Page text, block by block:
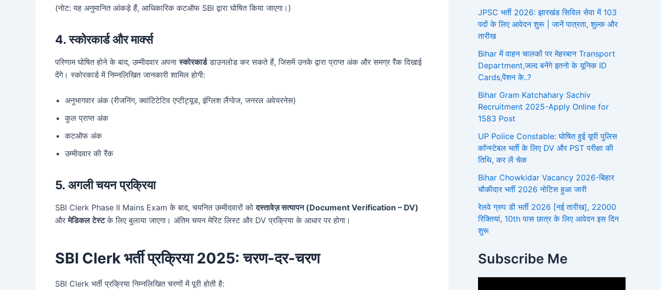
(नोट: यह अनुमानित आंकड़े हैं, आधिकारिक कटऑफ SBI द्वारा घोषित किया जाएगा।)
4. स्कोरकार्ड और मार्क्स
परिणाम घोषित होने के बाद, उम्मीदवार अपनास्कोरकार्डडाउनलोड कर सकते हैं, जिसमें उनके द्वारा प्राप्त अंक और समग्र रैंक दिखाई
देंगे। स्कोरकार्ड में निम्नलिखित जानकारी शामिल होगी:
अनुभागवार अंक (रीजनिंग, क्वांटिटेटिव एप्टीट्यूड, इंग्लिश लैंग्वेज, जनरल अवेयरनेस)
कुल प्राप्त अंक
कटऑफ अंक
उम्मीदवार की रैंक
5. अगली चयन प्रक्रिया
SBI Clerk Phase II Mains Exam के बाद, चयनित उम्मीदवारों कोदस्तावेज़ सत्यापन (Document Verification – DV)
औरमेडिकल टेस्टके लिए बुलाया जाएगा। अंतिम चयन मेरिट लिस्ट और DV प्रक्रिया के आधार पर होगा।
SBI Clerk भर्ती प्रक्रिया 2025: चरण-दर-चरण
SBI Clerk भर्ती प्रक्रिया निम्नलिखित चरणों में पूरी होती है:
JPSC भर्ती 2026: झारखंड सिविल सेवा में 103
पदों के लिए आवेदन शुरू | जानें पात्रता, शुल्क और
तारीख
Bihar में वाहन चालकों पर मेहरबान Transport
Department,जल्द बनेंगे इतनो के यूनिक ID
Cards,पेंशन के..?
Bihar Gram Katchahary Sachiv
Recruitment 2025-Apply Online for
1583 Post
UP Police Constable: घोषित हुई यूपी पुलिस
कॉन्स्टेबल भर्ती के लिए DV और PST परीक्षा की
तिथि, कर लें चेक
Bihar Chowkidar Vacancy 2026-बिहार
चौकीदार भर्ती 2026 नोटिस हुआ जारी
रेलवे ग्रुप डी भर्ती 2026 [नई तारीख], 22000
रिक्तियां, 10th पास छात्र के लिए आवेदन इस दिन
शुरू
Subscribe Me